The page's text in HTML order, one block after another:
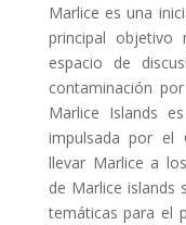
Marlice es una
principal
espacio de
contaminación
Marlice Islands
impulsada por el
llevar Marlice a
de Marlice islands
temáticas para el